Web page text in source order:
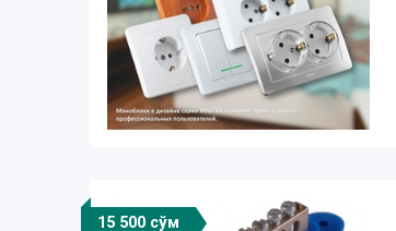
15 500 сўм